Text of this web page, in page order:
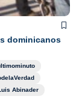
dominicanos
Abinader